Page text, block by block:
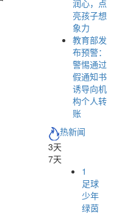
润心，点
亮孩子想
象力
教育部发
布预警：
警惕通过
假通知书
诱导向机
构个人转
账
热新闻
3天
7天
1
足球
少年
绿茵